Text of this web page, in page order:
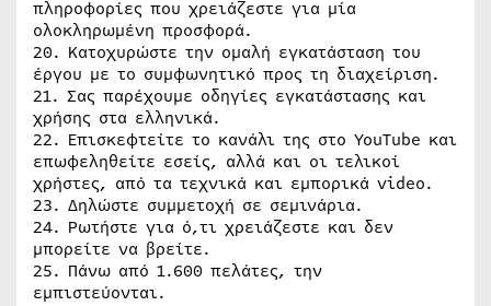
πληροφορίες που χρειάζεστε για μία
ολοκληρωμένη προσφορά.
20. Κατοχυρώστε την ομαλή εγκατάσταση του
έργου με το συμφωνητικό προς τη διαχείριση.
21. Σας παρέχουμε οδηγίες εγκατάστασης και
χρήσης στα ελληνικά.
22. Επισκεφτείτε το κανάλι της στο YouTube και
επωφεληθείτε εσείς, αλλά και οι τελικοί
χρήστες, από τα τεχνικά και εμπορικά video.
23. Δηλώστε συμμετοχή σε σεμινάρια.
24. Ρωτήστε για ό,τι χρειάζεστε και δεν
μπορείτε να βρείτε.
25. Πάνω από 1.600 πελάτες, την
εμπιστεύονται.